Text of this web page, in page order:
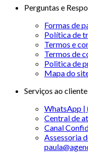
Perguntas e
Formas de
Política de
Termos e
Termos de
Politica de
Mapa do
Serviços ao cliente
WhatsApp |
Central de
Canal
Assessoria